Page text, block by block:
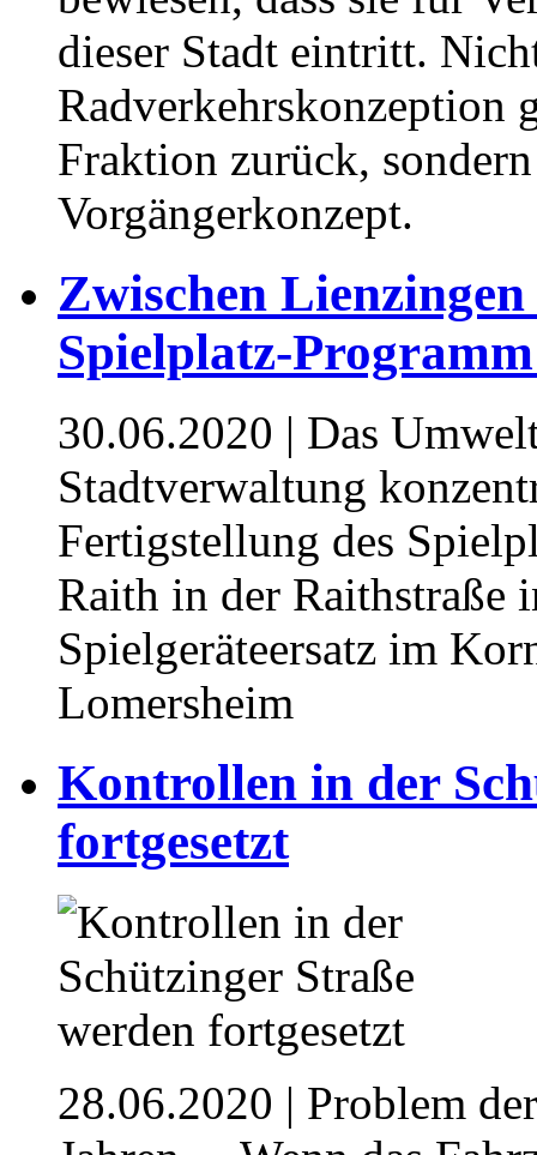
dieser Stadt eintritt.
Radverkehrskonzeption
Fraktion zurück,
Vorgängerkonzept.
Zwischen
Spielplatz-
30.06.2020 | Das
Stadtverwaltung
Fertigstellung des
Raith in der Raithstraße
Spielgeräteersatz im
Lomersheim
Kontrollen in der
fortgesetzt
28.06.2020 | Problem